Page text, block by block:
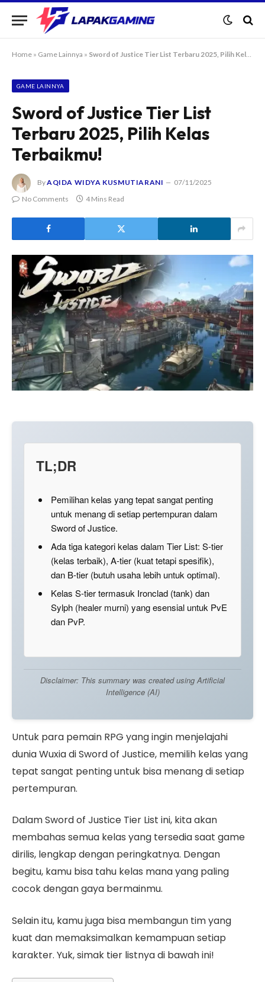
Home » Game Lainnya » Sword of Justice Tier List Terbaru 2025, Pilih Kelas Terbaikmu!
GAME LAINNYA
Sword of Justice Tier List
Terbaru 2025, Pilih Kelas
Terbaikmu!
ByAQIDA WIDYA KUSMUTIARANI
07/11/2025
No Comments
4 Mins Read
TL;DR
Pemilihan kelas yang tepat sangat penting
untuk menang di setiap pertempuran dalam
Sword of Justice.
Ada tiga kategori kelas dalam Tier List: S-tier
(kelas terbaik), A-tier (kuat tetapi spesifik),
dan B-tier (butuh usaha lebih untuk optimal).
Kelas S-tier termasuk Ironclad (tank) dan
Sylph (healer murni) yang esensial untuk PvE
dan PvP.
Disclaimer: This summary was created using Artificial
Intelligence (AI)
Untuk para pemain RPG yang ingin menjelajahi
dunia Wuxia di Sword of Justice, memilih kelas yang
tepat sangat penting untuk bisa menang di setiap
pertempuran.
Dalam Sword of Justice Tier List ini, kita akan
membahas semua kelas yang tersedia saat game
dirilis, lengkap dengan peringkatnya. Dengan
begitu, kamu bisa tahu kelas mana yang paling
cocok dengan gaya bermainmu.
Selain itu, kamu juga bisa membangun tim yang
kuat dan memaksimalkan kemampuan setiap
karakter. Yuk, simak tier listnya di bawah ini!